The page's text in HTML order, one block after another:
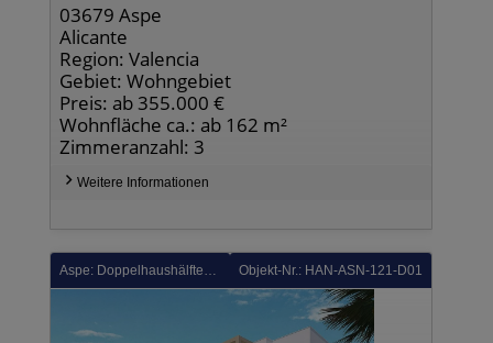
03679 Aspe
Alicante
Region: Valencia
Gebiet: Wohngebiet
Preis: ab 355.000 €
Wohnfläche ca.: ab 162 m²
Zimmeranzahl: 3
Weitere Informationen
Objekt-Nr.: HAN-ASN-121-D01